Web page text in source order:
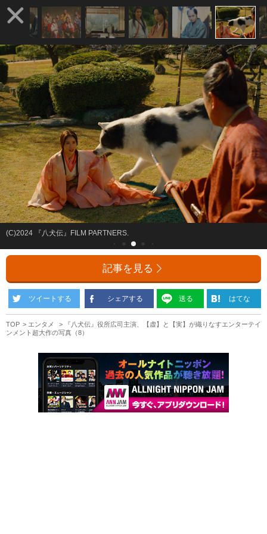
(C)2024 『八犬伝』FILM PARTNERS.
記事を見る
ツイートする シェアする 送る はてな
TOP エンタメ
『八犬伝』役所広司主演、【虚】と【実】が織りなすエンターテイ
ンメント超大作の写真（8）